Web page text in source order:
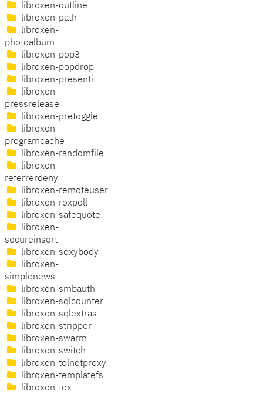
libroxen-outline
libroxen-path
libroxen-
photoalbum
libroxen-pop3
libroxen-popdrop
libroxen-presentit
libroxen-
pressrelease
libroxen-pretoggle
libroxen-
programcache
libroxen-randomfile
libroxen-
referrerdeny
libroxen-remoteuser
libroxen-roxpoll
libroxen-safequote
libroxen-
secureinsert
libroxen-sexybody
libroxen-
simplenews
libroxen-smbauth
libroxen-sqlcounter
libroxen-sqlextras
libroxen-stripper
libroxen-swarm
libroxen-switch
libroxen-telnetproxy
libroxen-templatefs
libroxen-tex